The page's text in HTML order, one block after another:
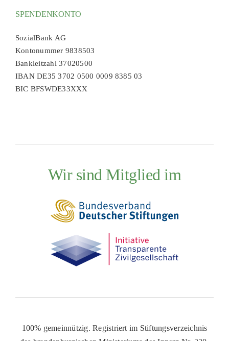
SPENDENKONTO
SozialBank AG
Kontonummer 9838503
Bankleitzahl 37020500
IBAN DE35 3702 0500 0009 8385 03
BIC BFSWDE33XXX
Wir sind Mitglied im
100% gemeinnützig. Registriert im Stiftungsverzeichnis